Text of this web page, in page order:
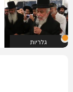
גלריות